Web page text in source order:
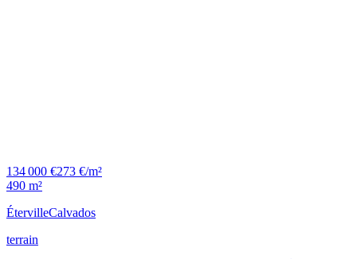
134 000 €273 €/m²
490 m²
ÉtervilleCalvados
terrain